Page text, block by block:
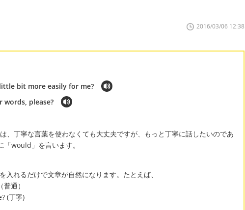
2016/03/06 12:38
bit more easily for me?
words, please?
、丁寧な言葉を使わなくても大丈夫ですが、もっと丁寧に話したいのであ
would」を言います。
入れるだけで文章が自然になります。たとえば、
通）
(丁寧)